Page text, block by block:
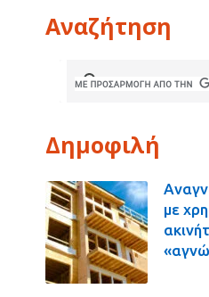
Αναζήτηση
Δημοφιλή
με